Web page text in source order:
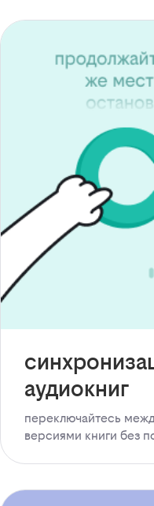
аудиокниг
переключайтесь
версиями книги без